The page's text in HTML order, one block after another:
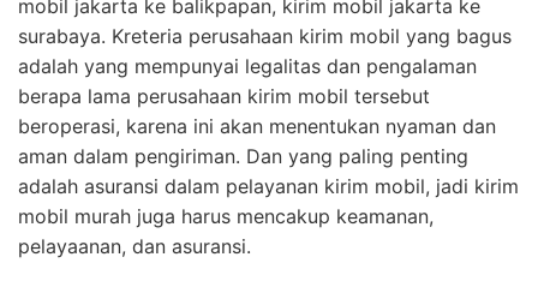
mobil jakarta ke balikpapan, kirim mobil jakarta ke
surabaya. Kreteria perusahaan kirim mobil yang bagus
adalah yang mempunyai legalitas dan pengalaman
berapa lama perusahaan kirim mobil tersebut
beroperasi, karena ini akan menentukan nyaman dan
aman dalam pengiriman. Dan yang paling penting
adalah asuransi dalam pelayanan kirim mobil, jadi kirim
mobil murah juga harus mencakup keamanan,
pelayaanan, dan asuransi.